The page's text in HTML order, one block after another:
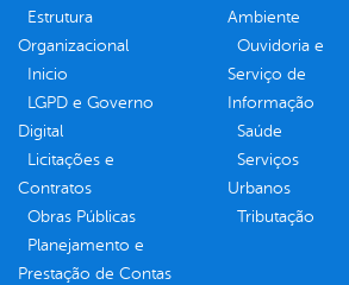
Estrutura
Organizacional
Inicio
LGPD e Governo
Digital
Licitações e
Contratos
Obras Públicas
Planejamento e
Prestação de Contas
Ambiente
Ouvidoria e
Serviço de
Informação
Saúde
Serviços
Urbanos
Tributação